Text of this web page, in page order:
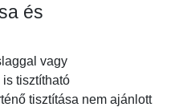
és
vagy
tisztítható
tisztítása nem ajánlott